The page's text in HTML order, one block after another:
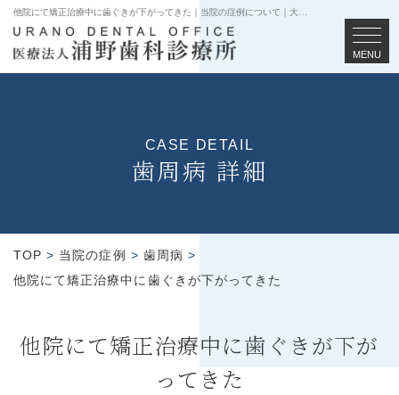
MENU
CASE DETAIL
歯周病 詳細
TOP > 当院の症例 > 歯周病 >
他院にて矯正治療中に歯ぐきが下がってきた
他院にて矯正治療中に歯ぐきが下が
ってきた